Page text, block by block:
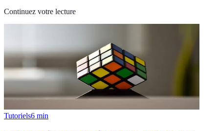
Continuez votre lecture
Tutoriels6 min